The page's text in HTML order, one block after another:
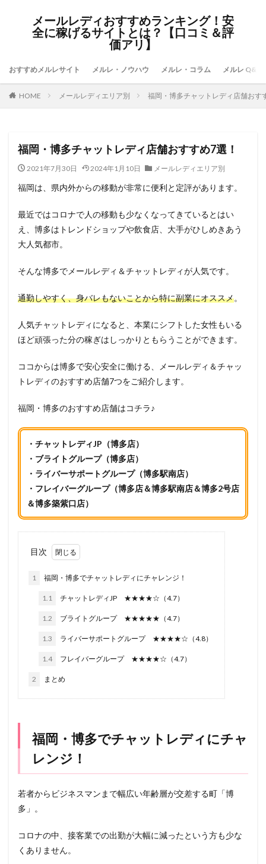
メールレディおすすめランキング！安
全に稼げるサイトとは？【口コミ＆評
価アリ】
おすすめメルレサイト メルレ・ノウハウ メルレ・コラム メルレ Q&A
HOME メールレディエリア別 福岡・博多チャットレディ店舗おす
福岡・博多チャットレディ店舗おすすめ7選！
2021年7月30日 2024年1月10日 メールレディエリア別
福岡は、県内外からの移動が非常に便利と定評があります。
最近ではコロナで人の移動も少なくなってきているとはい
え、博多はトレンドショップや飲食店、大手がひしめきあう
大人気都市。
そんな博多でメールレディ＆チャットレディが人気です。
通勤しやすく、身バレもないことから特に副業にオススメ。
人気チャットレディになると、本業にシフトした女性もいる
ほど頑張った分の稼ぎはしっかりともらうことができます。
ココからは博多で安心安全に働ける、メールレディ＆チャッ
トレディのおすすめ店舗7つをご紹介します。
福岡・博多のおすすめ店舗はコチラ♪
・チャットレディJP（博多店）
・ブライトグループ（博多店）
・ライバーサポートグループ（博多駅南店）
・フレイバーグループ（博多店＆博多駅南店＆博多2号店
＆博多築紫口店）
目次
1 福岡・博多でチャットレディにチャレンジ！
1.1 チャットレディJP ★★★★☆（4.7）
1.2 ブライトグループ ★★★★★（4.7）
1.3 ライバーサポートグループ ★★★★☆（4.8）
1.4 フレイバーグループ ★★★★☆（4.7）
2 まとめ
福岡・博多でチャットレディにチャ
レンジ！
若者からビジネスマンまで幅広い年齢層が交差する町「博
多」。
コロナの中、接客業での出勤が大幅に減ったという方も少な
くありません。